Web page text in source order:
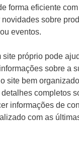
forma eficiente
sobre
eventos.
site próprio pode
sobre a
site bem
completos
informações de
com as